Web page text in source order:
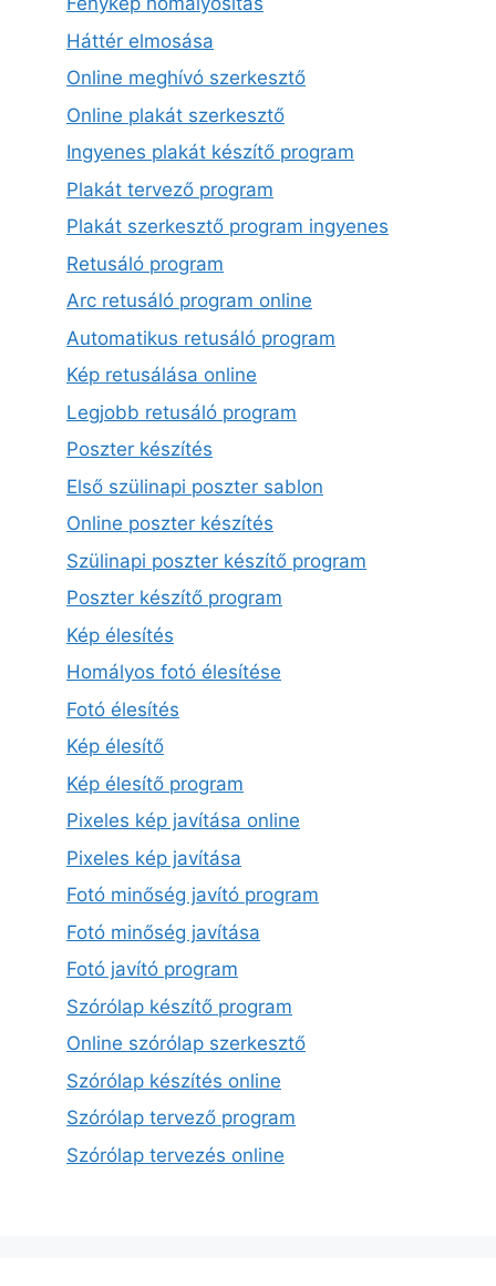
Háttér elmosása
Online meghívó szerkesztő
Online plakát szerkesztő
Ingyenes plakát készítő program
Plakát tervező program
Plakát szerkesztő program ingyenes
Retusáló program
Arc retusáló program online
Automatikus retusáló program
Kép retusálása online
Legjobb retusáló program
Poszter készítés
Első szülinapi poszter sablon
Online poszter készítés
Szülinapi poszter készítő program
Poszter készítő program
Kép élesítés
Homályos fotó élesítése
Fotó élesítés
Kép élesítő
Kép élesítő program
Pixeles kép javítása online
Pixeles kép javítása
Fotó minőség javító program
Fotó minőség javítása
Fotó javító program
Szórólap készítő program
Online szórólap szerkesztő
Szórólap készítés online
Szórólap tervező program
Szórólap tervezés online